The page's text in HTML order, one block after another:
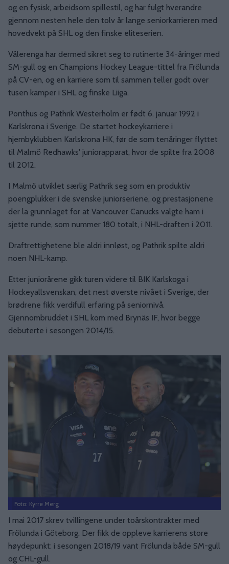
og en fysisk, arbeidsom spillestil, og har fulgt hverandre
gjennom nesten hele den tolv år lange seniorkarrieren med
hovedvekt på SHL og den finske eliteserien.
Vålerenga har dermed sikret seg to rutinerte 34-åringer med
SM-gull og en Champions Hockey League-tittel fra Frölunda
på CV-en, og en karriere som til sammen teller godt over
tusen kamper i SHL og finske Liiga.
Ponthus og Pathrik Westerholm er født 6. januar 1992 i
Karlskrona i Sverige. De startet hockeykarriere i
hjembyklubben Karlskrona HK, før de som tenåringer flyttet
til Malmö Redhawks' juniorapparat, hvor de spilte fra 2008
til 2012.
I Malmö utviklet særlig Pathrik seg som en produktiv
poengplukker i de svenske juniorseriene, og prestasjonene
der la grunnlaget for at Vancouver Canucks valgte ham i
sjette runde, som nummer 180 totalt, i NHL-draften i 2011.
Draftrettighetene ble aldri innløst, og Pathrik spilte aldri
noen NHL-kamp.
Etter juniorårene gikk turen videre til BIK Karlskoga i
Hockeyallsvenskan, det nest øverste nivået i Sverige, der
brødrene fikk verdifull erfaring på seniornivå.
Gjennombruddet i SHL kom med Brynäs IF, hvor begge
debuterte i sesongen 2014/15.
Foto: Kyrre Merg
I mai 2017 skrev tvillingene under toårskontrakter med
Frölunda i Göteborg. Der fikk de oppleve karrierens store
høydepunkt: i sesongen 2018/19 vant Frölunda både SM-gull
og CHL-gull.